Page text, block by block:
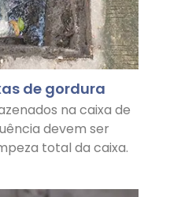
de gordura
na caixa de
devem ser
total da caixa.